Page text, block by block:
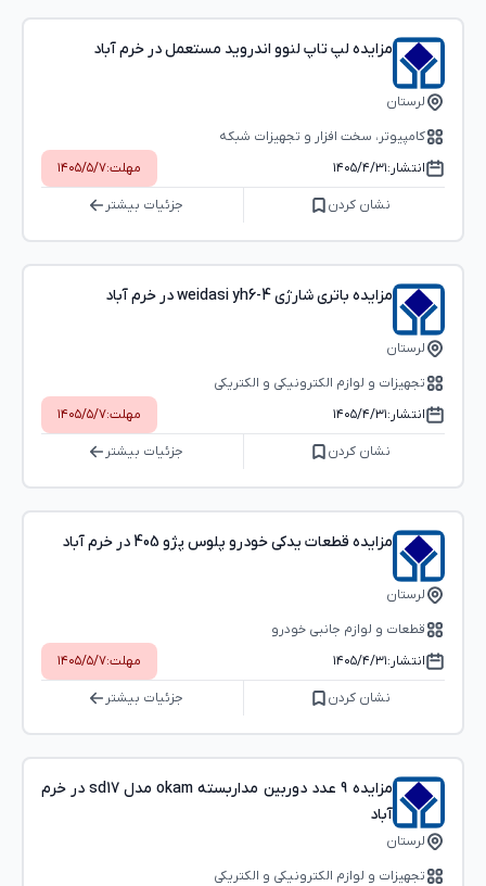
مزایده لپ تاپ لنوو اندروید مستعمل در خرم آباد
لرستان
کامپیوتر، سخت افزار و تجهیزات شبکه
انتشار:۱۴۰۵/۴/۳۱ مهلت:۱۴۰۵/۵/۷
نشان کردن جزئیات بیشتر
مزایده باتری شارژی weidasi yh6-4 در خرم آباد
لرستان
تجهیزات و لوازم الکترونیکی و الکتریکی
انتشار:۱۴۰۵/۴/۳۱ مهلت:۱۴۰۵/۵/۷
نشان کردن جزئیات بیشتر
مزایده قطعات یدکی خودرو پلوس پژو 405 در خرم آباد
لرستان
قطعات و لوازم جانبی خودرو
انتشار:۱۴۰۵/۴/۳۱ مهلت:۱۴۰۵/۵/۷
نشان کردن جزئیات بیشتر
مزایده 9 عدد دوربین مداربسته okam مدل sd17 در خرم
آباد
لرستان
تجهیزات و لوازم الکترونیکی و الکتریکی